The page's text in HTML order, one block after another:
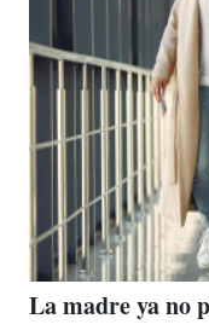
La madre ya no